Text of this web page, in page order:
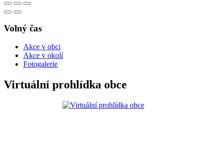
Volný čas
Akce v obci
Akce v okolí
Fotogalerie
Virtuální prohlídka obce